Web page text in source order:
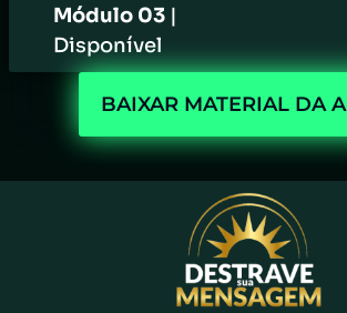
Módulo 03 |
Disponível
BAIXAR MATERIAL DA